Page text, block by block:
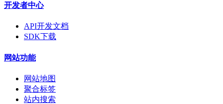
开发者中心
API开发文档
SDK下载
网站功能
网站地图
聚合标签
站内搜索